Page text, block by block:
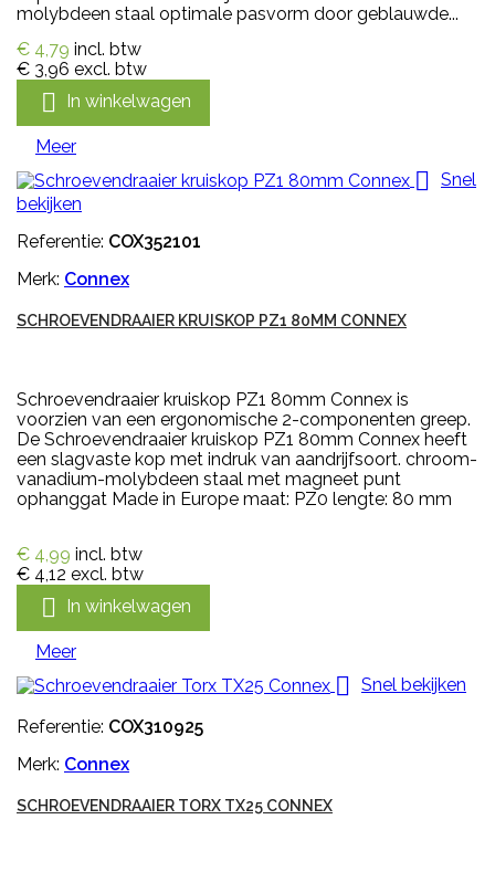
molybdeen staal optimale pasvorm door geblauwde...
€ 4,79 incl. btw
€ 3,96 excl. btw
 In winkelwagen
Meer
 Snel
bekijken
Referentie: COX352101
Merk: Connex
SCHROEVENDRAAIER KRUISKOP PZ1 80MM CONNEX
Schroevendraaier kruiskop PZ1 80mm Connex is
voorzien van een ergonomische 2-componenten greep.
De Schroevendraaier kruiskop PZ1 80mm Connex heeft
een slagvaste kop met indruk van aandrijfsoort. chroom-
vanadium-molybdeen staal met magneet punt
ophanggat Made in Europe maat: PZ0 lengte: 80 mm
€ 4,99 incl. btw
€ 4,12 excl. btw
 In winkelwagen
Meer
 Snel bekijken
Referentie: COX310925
Merk: Connex
SCHROEVENDRAAIER TORX TX25 CONNEX